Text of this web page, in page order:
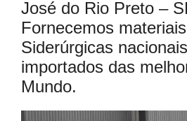
José do Rio Preto –
Fornecemos
Siderúrgicas
importados das
Mundo.